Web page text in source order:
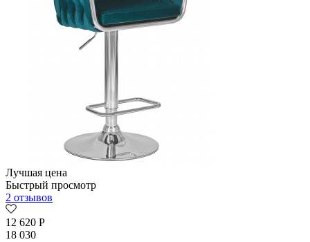
Лучшая цена
Быстрый просмотр
2 отзывов
12 620 Р
18 030